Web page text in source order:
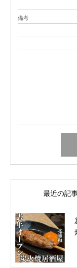
備考
最近の記